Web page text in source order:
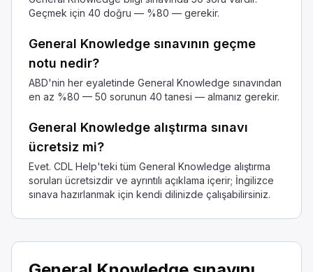
Tehlikeli maddelere ilişkin belgeleri sürücü kapısı cebinde
Pencereleri temiz hava için açık tutun.
Kamyon içindeki tüm ışıkları kapatın.
Çıkarken güçlü rüzgarlar olabilir.
Bir tünelden çıktığınızda, güçlü bir rüzgar itmesi
Bu araçlar arasında, dönüşler sırasında hangisinin iz
28 fit kapalı kasa kamyon
45 fit düz kamyon
Büyük bir kamyon döndüğünde, arka kısmı dışarıya
Başkalarına geç kaldığınızı bildirmek için.
Geçmek için 40 doğru — %80 — gerekir.
General Knowledge sınavının geçme
notu nedir?
ABD'nin her eyaletinde General Knowledge sınavından
en az %80 — 50 sorunun 40 tanesi — almanız gerekir.
General Knowledge alıştırma sınavı
ücretsiz mi?
Evet. CDL Help'teki tüm General Knowledge alıştırma
soruları ücretsizdir ve ayrıntılı açıklama içerir; İngilizce
sınava hazırlanmak için kendi dilinizde çalışabilirsiniz.